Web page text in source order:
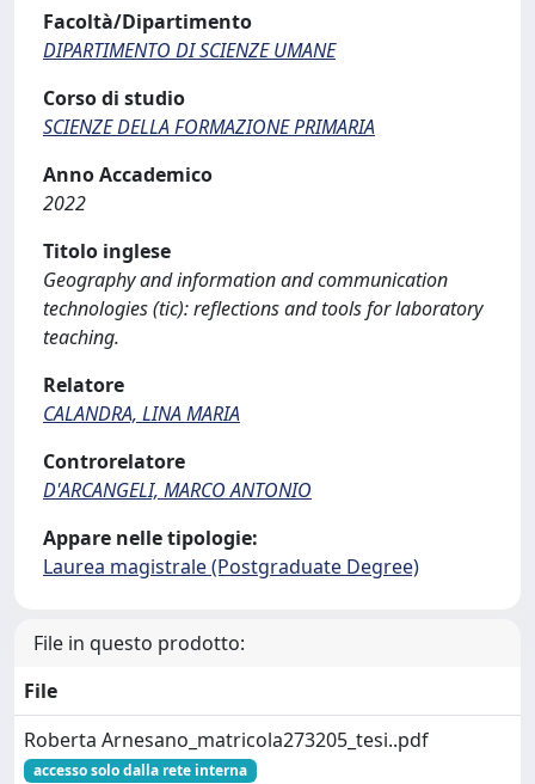
Facoltà/Dipartimento
DIPARTIMENTO DI SCIENZE UMANE
Corso di studio
SCIENZE DELLA FORMAZIONE PRIMARIA
Anno Accademico
2022
Titolo inglese
Geography and information and communication
technologies (tic): reflections and tools for laboratory
teaching.
Relatore
CALANDRA, LINA MARIA
Controrelatore
D'ARCANGELI, MARCO ANTONIO
Appare nelle tipologie:
Laurea magistrale (Postgraduate Degree)
File in questo prodotto:
File
Roberta Arnesano_matricola273205_tesi..pdf
accesso solo dalla rete interna